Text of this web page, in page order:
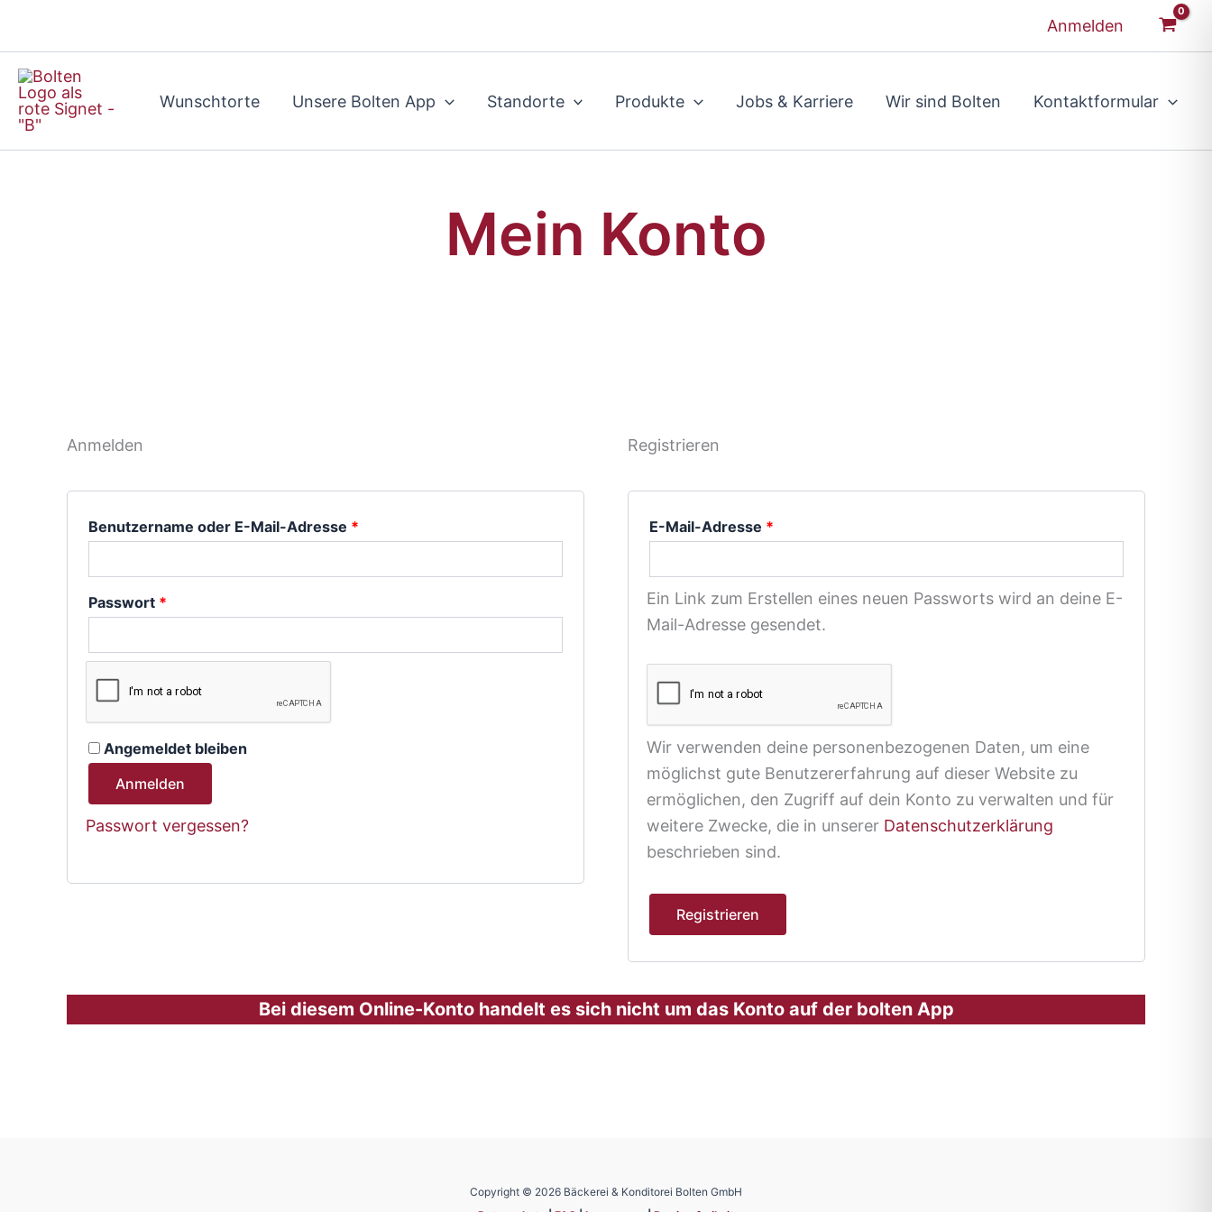
springen
Anmelden
Wunschtorte Unsere Bolten App Standorte Produkte Jobs & Karriere Wir sind Bolten Kontaktformular
Mein Konto
Anmelden
Benutzername oder E-Mail-Adresse *
Passwort *
Angemeldet bleiben
Anmelden
Passwort vergessen?
Registrieren
E-Mail-Adresse *Erforderlich
Ein Link zum Erstellen eines neuen Passworts wird an deine E-
Mail-Adresse gesendet.
Wir verwenden deine personenbezogenen Daten, um eine
möglichst gute Benutzererfahrung auf dieser Website zu
ermöglichen, den Zugriff auf dein Konto zu verwalten und für
weitere Zwecke, die in unserer Datenschutzerklärung
beschrieben sind.
Registrieren
Bei diesem Online-Konto handelt es sich nicht um das Konto auf der bolten App
Copyright © 2026 Bäckerei & Konditorei Bolten GmbH